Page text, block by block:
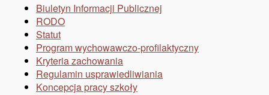
Biuletyn Informacji Publicznej
RODO
Statut
Program wychowawczo-profilaktyczny
Kryteria zachowania
Regulamin usprawiedliwiania
Koncepcja pracy szkoły